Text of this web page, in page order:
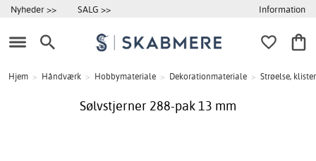
Nyheder >> SALG >> Information
Hjem > Håndværk > Hobbymateriale > Dekorationmateriale > Strøelse,
Sølvstjerner 288-pak 13 mm